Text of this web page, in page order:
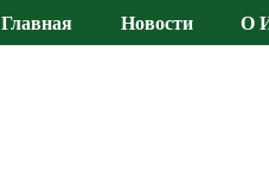
Главная Новости О